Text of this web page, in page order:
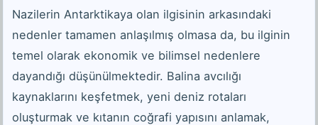
Nazilerin Antarktikaya olan ilgisinin arkasındaki
nedenler tamamen anlaşılmış olmasa da, bu ilginin
temel olarak ekonomik ve bilimsel nedenlere
dayandığı düşünülmektedir. Balina avcılığı
kaynaklarını keşfetmek, yeni deniz rotaları
oluşturmak ve kıtanın coğrafi yapısını anlamak,